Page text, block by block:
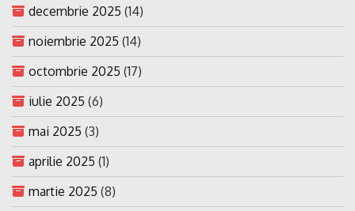
decembrie 2025 (14)
noiembrie 2025 (14)
octombrie 2025 (17)
iulie 2025 (6)
mai 2025 (3)
aprilie 2025 (1)
martie 2025 (8)